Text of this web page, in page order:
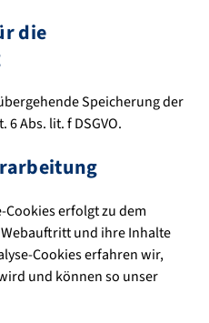
die
Speicherung der
Abs. lit. f DSGVO.
Cookies erfolgt zu dem
und ihre Inhalte
Cookies erfahren wir,
und können so unser